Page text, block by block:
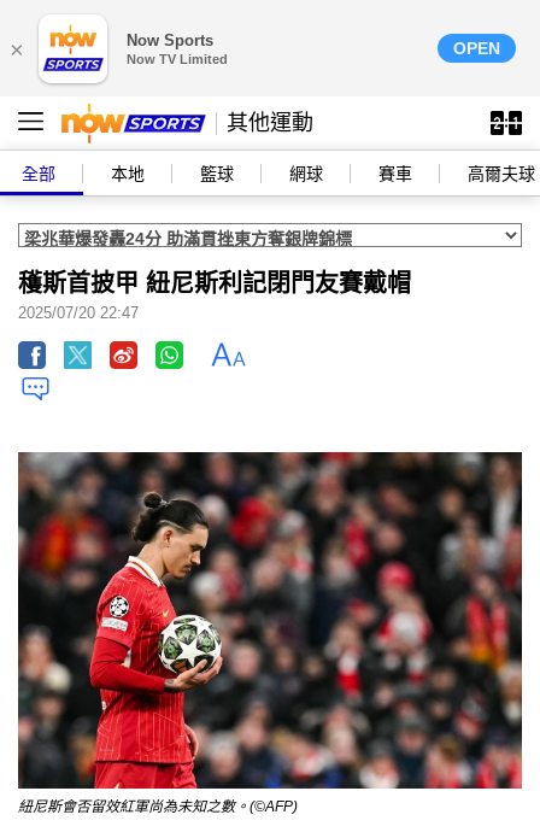
× Now Sports
Now TV Limited
OPEN
其他運動
全部 本地 籃球 網球 賽車 高爾夫球
穫斯首披甲 紐尼斯利記閉門友賽戴帽
2025/07/20 22:47
紐尼斯會否留效紅軍尚為未知之數。(©AFP)